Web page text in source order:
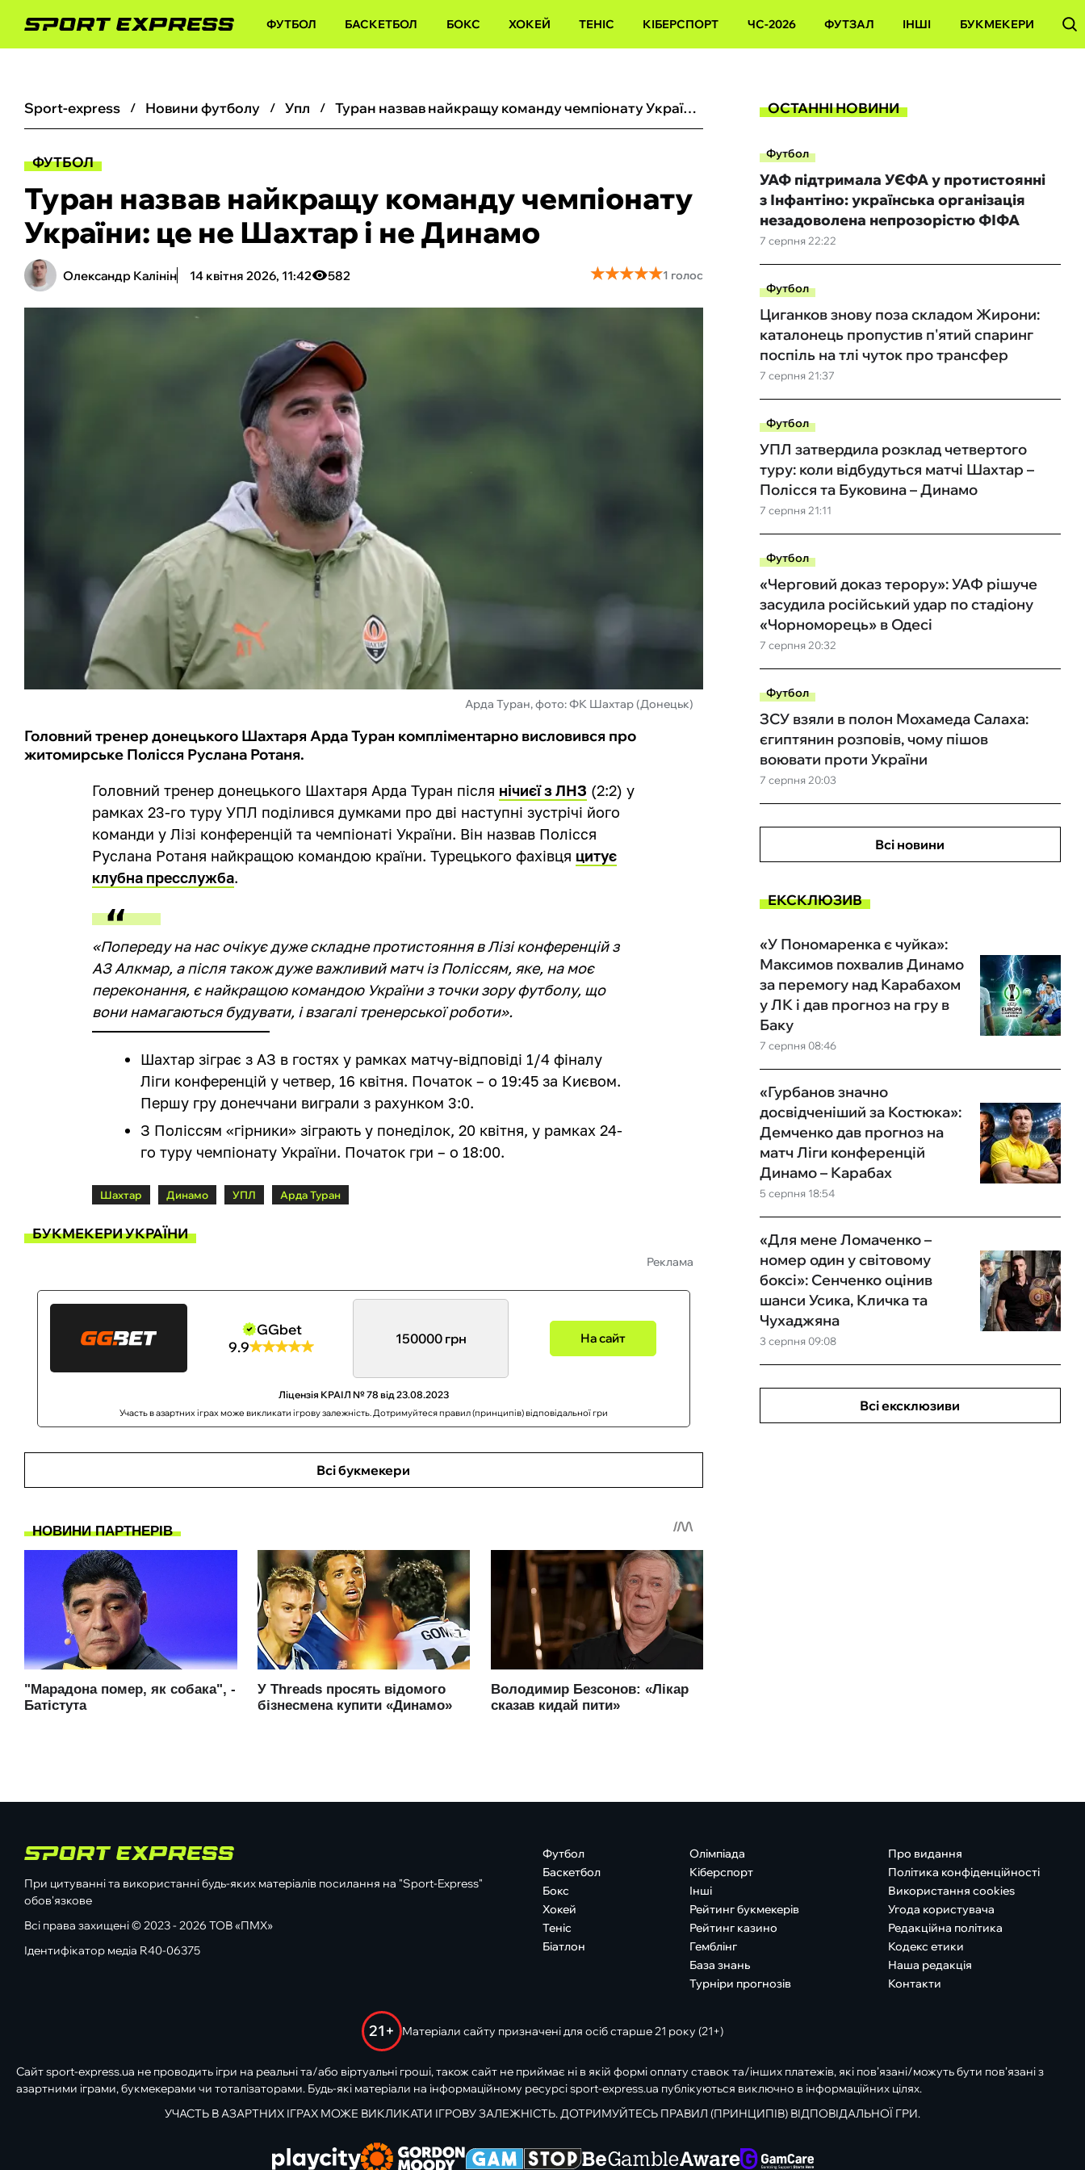
ФУТБОЛ БАСКЕТБОЛ БОКС ХОКЕЙ ТЕНІС КІБЕРСПОРТ ЧС-2026 ФУТЗАЛ ІНШІ БУКМЕКЕРИ
sport-express новини футболу упл Туран назвав найкращу команду чемпіонату України: це не Шахтар і не Динамо
ФУТБОЛ
Туран назвав найкращу команду чемпіонату
України: це не Шахтар і не Динамо
Олександр Калінін 14 квітня 2026, 11:42 582 ★★★★★
★★★★★1 голос
Арда Туран, фото: ФК Шахтар (Донецьк)
Головний тренер донецького Шахтаря Арда Туран компліментарно висловився про
житомирське Полісся Руслана Ротаня.
Головний тренер донецького Шахтаря Арда Туран після нічиєї з ЛНЗ (2:2) у
рамках 23-го туру УПЛ поділився думками про дві наступні зустрічі його
команди у Лізі конференцій та чемпіонаті України. Він назвав Полісся
Руслана Ротаня найкращою командою країни. Турецького фахівця цитує
клубна пресслужба.
«Попереду на нас очікує дуже складне протистояння в Лізі конференцій з
АЗ Алкмар, а після також дуже важливий матч із Поліссям, яке, на моє
переконання, є найкращою командою України з точки зору футболу, що
вони намагаються будувати, і взагалі тренерської роботи».
Шахтар зіграє з АЗ в гостях у рамках матчу-відповіді 1/4 фіналу
Ліги конференцій у четвер, 16 квітня. Початок – о 19:45 за Києвом.
Першу гру донеччани виграли з рахунком 3:0.
З Поліссям «гірники» зіграють у понеділок, 20 квітня, у рамках 24-
го туру чемпіонату України. Початок гри – о 18:00.
Шахтар Динамо УПЛ Арда Туран
БУКМЕКЕРИ УКРАЇНИ
Реклама
GGbet
9.9
150000 грн На сайт
Ліцензія КРАІЛ № 78 від 23.08.2023
Участь в азартних іграх може викликати ігрову залежність. Дотримуйтеся правил (принципів) відповідальної гри
Всі букмекери
ОСТАННІ НОВИНИ
Футбол
7 серпня 22:22
УАФ підтримала УЄФА у протистоянні
з Інфантіно: українська організація
незадоволена непрозорістю ФІФА
Футбол
7 серпня 21:37
Циганков знову поза складом Жирони:
каталонець пропустив п'ятий спаринг
поспіль на тлі чуток про трансфер
Футбол
7 серпня 21:11
УПЛ затвердила розклад четвертого
туру: коли відбудуться матчі Шахтар –
Полісся та Буковина – Динамо
Футбол
7 серпня 20:32
«Черговий доказ терору»: УАФ рішуче
засудила російський удар по стадіону
«Чорноморець» в Одесі
Футбол
7 серпня 20:03
ЗСУ взяли в полон Мохамеда Салаха:
єгиптянин розповів, чому пішов
воювати проти України
Всі новини
ЕКСКЛЮЗИВ
7 серпня 08:46
«У Пономаренка є чуйка»:
Максимов похвалив Динамо
за перемогу над Карабахом
у ЛК і дав прогноз на гру в
Баку
5 серпня 18:54
«Гурбанов значно
досвідченіший за Костюка»:
Демченко дав прогноз на
матч Ліги конференцій
Динамо – Карабах
3 серпня 09:08
«Для мене Ломаченко –
номер один у світовому
боксі»: Сенченко оцінив
шанси Усика, Кличка та
Чухаджяна
Всі ексклюзиви
При цитуванні та використанні будь-яких матеріалів посилання на "Sport-Express"
обов'язкове
Всі права захищені © 2023 - 2026 ТОВ «ПМХ»
Ідентифікатор медіа R40-06375
Футбол
Баскетбол
Бокс
Хокей
Теніс
Біатлон
Олімпіада
Кіберспорт
Інші
Рейтинг букмекерів
Рейтинг казино
Гемблінг
База знань
Турніри прогнозів
Про видання
Політика конфіденційності
Використання cookies
Угода користувача
Редакційна політика
Кодекс етики
Наша редакція
Контакти
21+ Матеріали сайту призначені для осіб старше 21 року (21+)
Сайт sport-express.ua не проводить ігри на реальні та/або віртуальні гроші, також сайт не приймає ні в якій формі оплату ставок та/інших платежів, які пов’язані/можуть бути пов’язані з
азартними іграми, букмекерами чи тоталізаторами. Будь-які матеріали на інформаційному ресурсі sport-express.ua публікуються виключно в інформаційних цілях.
УЧАСТЬ В АЗАРТНИХ ІГРАХ МОЖЕ ВИКЛИКАТИ ІГРОВУ ЗАЛЕЖНІСТЬ. ДОТРИМУЙТЕСЬ ПРАВИЛ (ПРИНЦИПІВ) ВІДПОВІДАЛЬНОЇ ГРИ.